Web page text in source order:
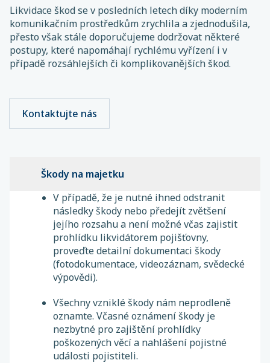
Škody na majetku
V případě, že je nutné ihned odstranit
následky škody nebo předejít zvětšení
jejího rozsahu a není možné včas zajistit
prohlídku likvidátorem pojišťovny,
proveďte detailní dokumentaci škody
(fotodokumentace, videozáznam, svědecké
výpovědi).
Všechny vzniklé škody nám neprodleně
oznamte. Včasné oznámení škody je
nezbytné pro zajištění prohlídky
poškozených věcí a nahlášení pojistné
události pojistiteli.
Likvidace škod se v posledních letech díky moderním
komunikačním prostředkům zrychlila a zjednodušila,
přesto však stále doporučujeme dodržovat některé
postupy, které napomáhají rychlému vyřízení i v
případě rozsáhlejších či komplikovanějších škod.
Kontaktujte nás